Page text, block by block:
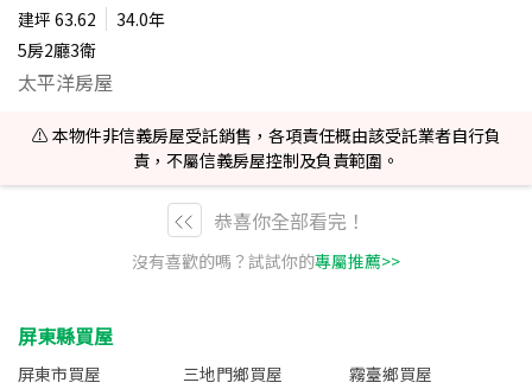
建坪 63.62
34.0年
5房2廳3衛
太平洋房屋
⚠️ 本物件非信義房屋受託銷售，各項責任概由該受託業者自行負
責，不屬信義房屋控制及負責範圍。
恭喜你全部看完！
沒有喜歡的嗎？試試你的專屬推薦>>
屏東縣買屋
屏東市買屋 三地門鄉買屋
霧臺鄉買屋